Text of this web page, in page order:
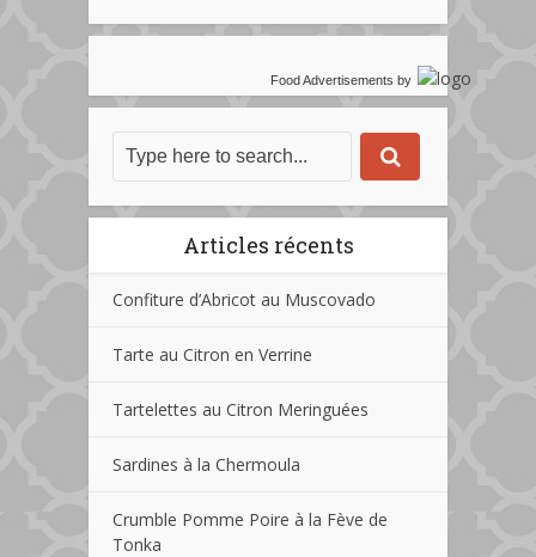
Food Advertisements by
Articles récents
Confiture d’Abricot au Muscovado
Tarte au Citron en Verrine
Tartelettes au Citron Meringuées
Sardines à la Chermoula
Crumble Pomme Poire à la Fève de
Tonka